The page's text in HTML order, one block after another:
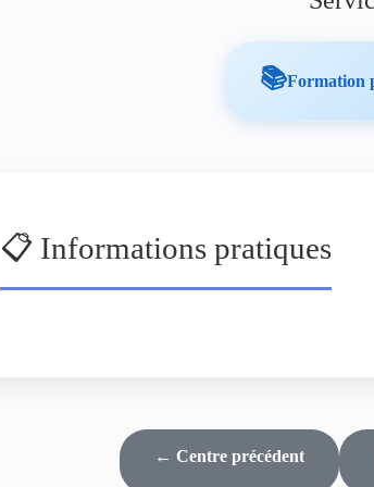
📚Formation
📋 Informations pratiques
← Centre précédent